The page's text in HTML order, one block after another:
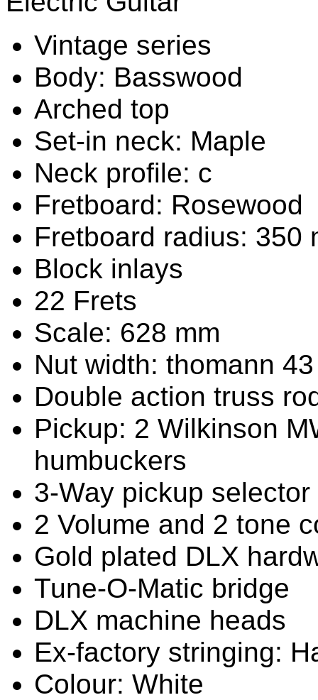
Vintage series
Body: Basswood
Arched top
Set-in neck: Maple
Neck profile: c
Fretboard: Rosewood
Fretboard radius: 350
Block inlays
22 Frets
Scale: 628 mm
Nut width: thomann
Double action truss
Pickup: 2 Wilkinson
humbuckers
3-Way pickup selector
2 Volume and 2 tone
Gold plated DLX
Tune-O-Matic bridge
DLX machine heads
Ex-factory stringing:
Colour: White